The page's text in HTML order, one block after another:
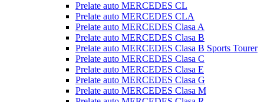
Prelate auto MERCEDES CL
Prelate auto MERCEDES CLA
Prelate auto MERCEDES Clasa A
Prelate auto MERCEDES Clasa B
Prelate auto MERCEDES Clasa B Sports Tourer
Prelate auto MERCEDES Clasa C
Prelate auto MERCEDES Clasa E
Prelate auto MERCEDES Clasa G
Prelate auto MERCEDES Clasa M